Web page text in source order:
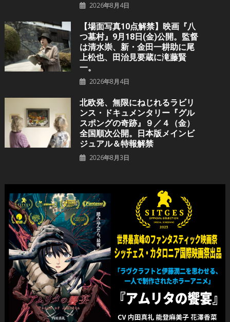
2026年8月4日
【場面写真10点解禁】映画『八
つ墓村』9月18日(金)公開。監督
は清水崇、新・金田一耕助に尾
上松也、田治見要蔵に滝藤賢
一。
2026年8月4日
北欧発、無限にねじれるラビリ
ンス・ドキュメンタリー『グル
スポングの奇跡』９／４（金）
全国順次公開。日本版メインビ
ジュアル＆特報解禁
2026年8月3日